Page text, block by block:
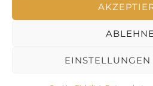
EINSTELLUNGEN